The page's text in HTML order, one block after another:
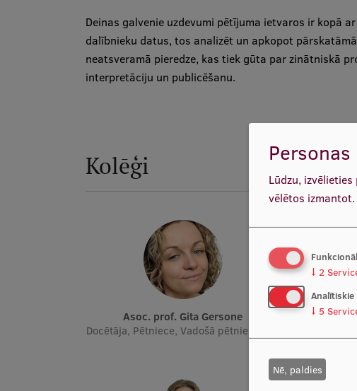
Deinas galvenie uzdevumi pētījuma ietvaros ir kopā
dalībnieku datus, tos analizēt un apkopot
neatsveramā pieredze, kas tiek gūta par zinātniskā
interpretāciju un publicēšanu.
Kolēģi
Asoc. prof. Gita Gersone
Docētāja, Pētniece, Vadošā pētnieka p. i.
Asoc.
Lūdzu,
vēlētos izmantot.
↓ 2
Analītiskie
↓ 5
Nē, paldies